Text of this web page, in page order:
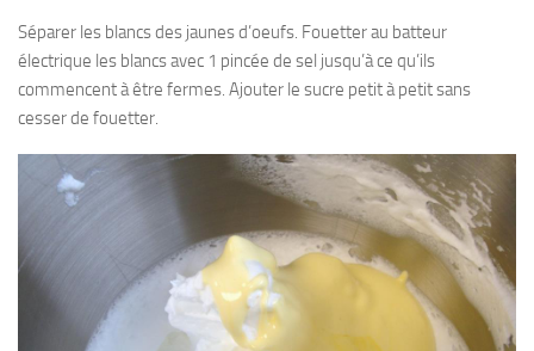
Séparer les blancs des jaunes d’oeufs. Fouetter au batteur
électrique les blancs avec 1 pincée de sel jusqu’à ce qu’ils
commencent à être fermes. Ajouter le sucre petit à petit sans
cesser de fouetter.